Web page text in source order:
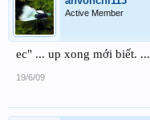
Active Member
ec" ... up xong mới biết.
19/6/09